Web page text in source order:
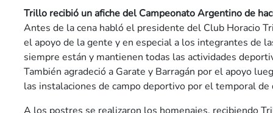
Trillo recibió un afiche del Campeonato Argentino de
Antes de la cena habló el presidente del Club Horacio
el apoyo de la gente y en especial a los integrantes de
siempre están y mantienen todas las actividades
También agradeció a Garate y Barragán por el apoyo
las instalaciones de campo deportivo por el temporal